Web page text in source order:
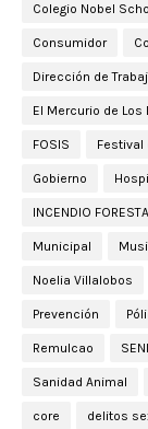
Colegio Nobel
Consumidor
Dirección de
El Mercurio de
FOSIS Festival
Gobierno
INCENDIO
Municipal
Noelia Villalobos
Prevención
Remulcao
Sanidad Animal
core delitos